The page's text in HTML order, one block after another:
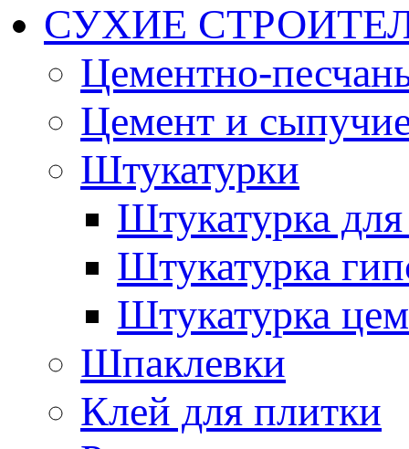
СУХИЕ
Цементно-
Цемент и
Штукатурки
Штукатурка
Штукатурка
Штукатурка
Шпаклевки
Клей для плитки